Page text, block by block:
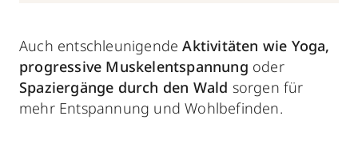
Auch entschleunigendeAktivitäten wie Yoga,
progressive Muskelentspannung oder
Spaziergänge durch den Wald sorgen für
mehr Entspannung und Wohlbefinden.